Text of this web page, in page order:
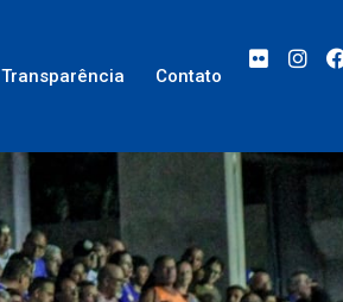
Transparência Contato